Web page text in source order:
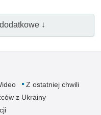
↓
Z ostatniej chwili
z Ukrainy